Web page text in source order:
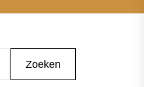
Zoeken